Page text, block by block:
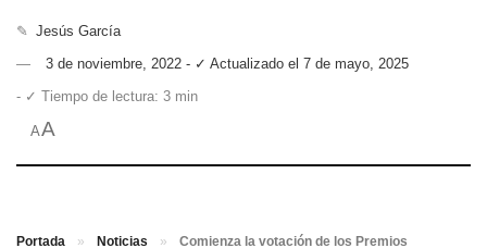
✎ Jesús García
3 de noviembre, 2022 - ✓ Actualizado el 7 de mayo, 2025
- ✓ Tiempo de lectura: 3 min
AA
Portada » Noticias »
Comienza la votación de los Premios